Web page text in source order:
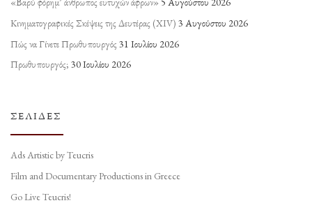
Κινηματογραφικές Σκέψεις της Δευτέρας (ΧΙV) 3 Αυγούστου 2026
Πώς να Γίνετε Πρωθυπουργός 31 Ιουλίου 2026
Πρωθυπουργός; 30 Ιουλίου 2026
ΣΕΛΊΔΕΣ
Ads Artistic by Teucris
Film and Documentary Productions in Greece
Go Live Teucris!